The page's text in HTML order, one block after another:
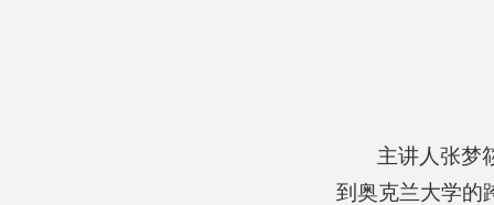
主讲人张梦
到奥克兰大学的